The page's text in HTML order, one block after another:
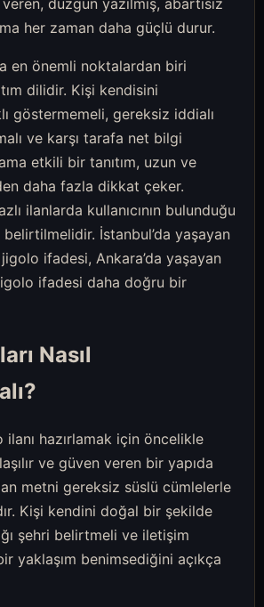
düzgün yazılmış, abartısız
her zaman daha güçlü durur.
en önemli noktalardan biri
dilidir. Kişi kendisini
göstermemeli, gereksiz iddialı
ve karşı tarafa net bilgi
etkili bir tanıtım, uzun ve
daha fazla dikkat çeker.
ilanlarda kullanıcının bulunduğu
İstanbul’da yaşayan
ifadesi, Ankara’da yaşayan
ifadesi daha doğru bir
Nasıl
ilanı hazırlamak için öncelikle
ve güven veren bir yapıda
metni gereksiz süslü cümlelerle
Kişi kendini doğal bir şekilde
şehri belirtmeli ve iletişim
yaklaşım benimsediğini açıkça